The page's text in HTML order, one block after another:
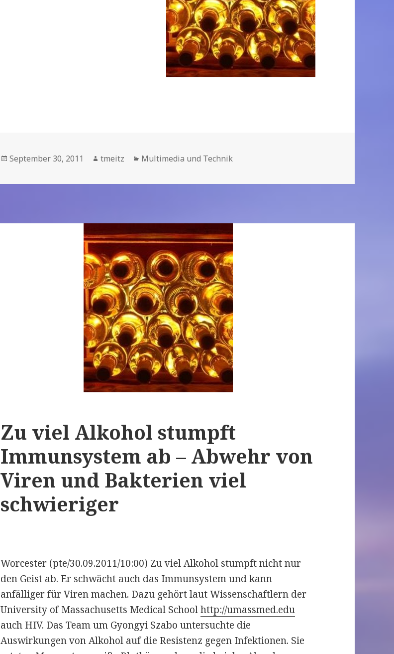
Veröffentlicht
September 30, 2011 Autor
tmeitz Kategorien
Multimedia und Technik
Zu viel Alkohol stumpft
Immunsystem ab – Abwehr von
Viren und Bakterien viel
schwieriger
Worcester (pte/30.09.2011/10:00) Zu viel Alkohol stumpft nicht nur
den Geist ab. Er schwächt auch das Immunsystem und kann
anfälliger für Viren machen. Dazu gehört laut Wissenschaftlern der
University of Massachusetts Medical Schoolhttp://umassmed.edu
auch HIV. Das Team um Gyongyi Szabo untersuchte die
Auswirkungen von Alkohol auf die Resistenz gegen Infektionen. Sie